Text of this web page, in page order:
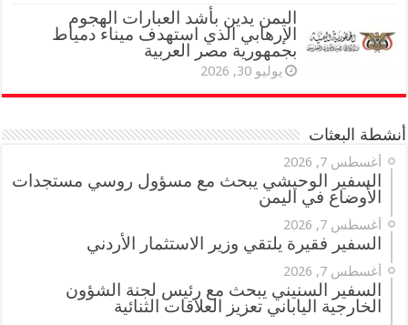
اليمن يدين بأشد العبارات الهجوم
الإرهابي الذي استهدف ميناء دمياط
بجمهورية مصر العربية
يوليو 30, 2026
أنشطة البعثات
أغسطس 7, 2026
السفير الوحيشي يبحث مع مسؤول روسي مستجدات
الأوضاع في اليمن
أغسطس 7, 2026
السفير فقيرة يلتقي وزير الاستثمار الأردني
أغسطس 7, 2026
السفير السنيني يبحث مع رئيس لجنة الشؤون
الخارجية الياباني تعزيز العلاقات الثنائية